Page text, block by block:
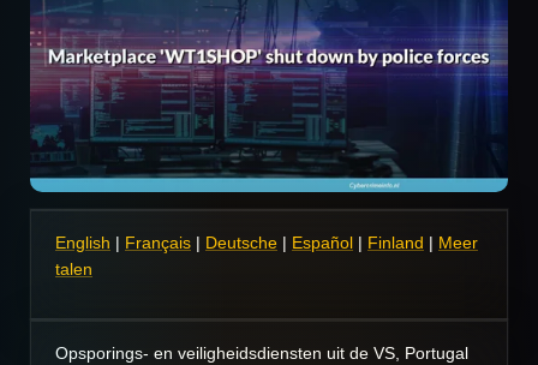
English | Français | Deutsche | Español | Finland | Meer
talen
Opsporings- en veiligheidsdiensten uit de VS, Portugal